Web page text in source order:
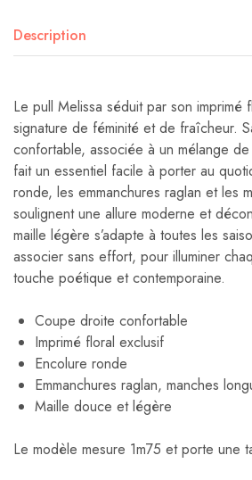
Description
Le pull Melissa séduit par son imprimé
signature de féminité et de fraîcheur.
confortable, associée à un mélange
fait un essentiel facile à porter au
ronde, les emmanchures raglan et les
soulignent une allure moderne et
maille légère s’adapte à toutes les
associer sans effort, pour illuminer
touche poétique et contemporaine.
Coupe droite confortable
Imprimé floral exclusif
Encolure ronde
Emmanchures raglan, manches
Maille douce et légère
Le modèle mesure 1m75 et porte une